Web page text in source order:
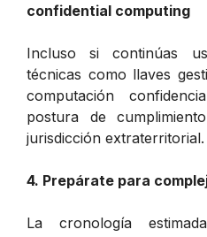
confidential computing
Incluso si continúas
técnicas como llaves
computación
postura de
jurisdicción extraterritorial.
4. Prepárate para
La cronología